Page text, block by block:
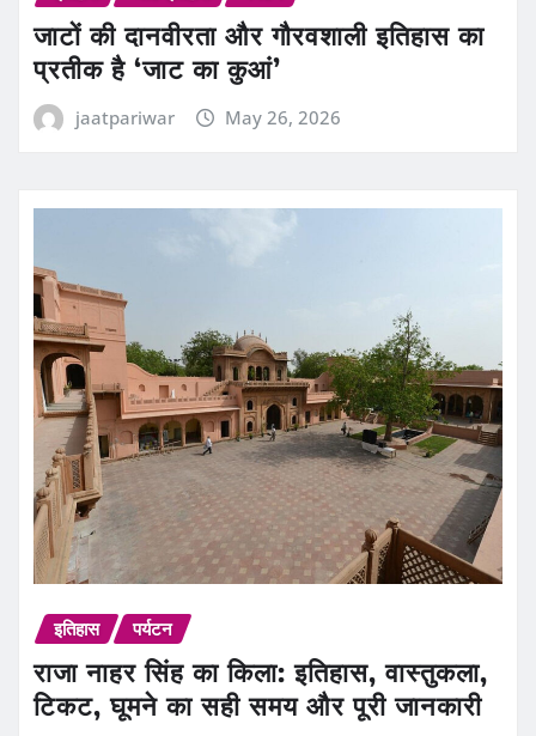
जाटों की दानवीरता और गौरवशाली इतिहास का
प्रतीक है ‘जाट का कुआं’
jaatpariwar May 26, 2026
इतिहास पर्यटन
राजा नाहर सिंह का किला: इतिहास, वास्तुकला,
टिकट, घूमने का सही समय और पूरी जानकारी